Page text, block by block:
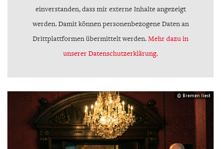
einverstanden, dass mir externe Inhalte angezeigt
werden. Damit können personenbezogene Daten an
Drittplattformen übermittelt werden.Mehr dazu in
unserer Datenschutzerklärung.
© Bremen liest